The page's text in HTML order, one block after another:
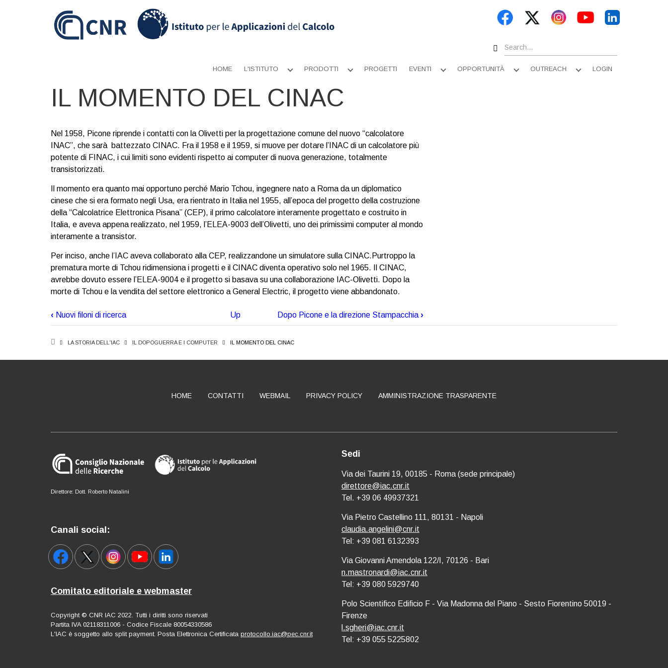
Search
HOME L'ISTITUTO
Apri
PRODOTTI
Apri
PROGETTI EVENTI
Apri
OPPORTUNITÀ
Apri
OUTREACH
Apri
LOGIN
IL MOMENTO DEL CINAC
Nel 1958, Picone riprende i contatti con la Olivetti per la progettazione comune del nuovo “calcolatore
INAC”, che sarà battezzato CINAC. Fra il 1958 e il 1959, si muove per dotare l’INAC di un calcolatore più
potente di FINAC, i cui limiti sono evidenti rispetto ai computer di nuova generazione, totalmente
transistorizzati.
Il momento era quanto mai opportuno perché Mario Tchou, ingegnere nato a Roma da un diplomatico
cinese che si era formato negli Usa, era rientrato in Italia nel 1955, all’epoca del progetto della costruzione
della “Calcolatrice Elettronica Pisana” (CEP), il primo calcolatore interamente progettato e costruito in
Italia, e aveva appena realizzato, nel 1959, l’ELEA-9003 dell’Olivetti, uno dei primissimi computer al mondo
interamente a transistor.
Per inciso, anche l’IAC aveva collaborato alla CEP, realizzandone un simulatore sulla CINAC.Purtroppo la
prematura morte di Tchou ridimensiona i progetti e il CINAC diventa operativo solo nel 1965. Il CINAC,
avrebbe dovuto essere l’ELEA-9004 e il progetto si basava su una collaborazione IAC-Olivetti. Dopo la
morte di Tchou e la vendita del settore elettronico a General Electric, il progetto viene abbandonato.
BOOK
LINKS
FOR
‹ Nuovi filoni di ricerca Up Dopo Picone e la direzione Stampacchia ›
BREADCRUMB
LA STORIA DELL'IAC IL DOPOGUERRA E I COMPUTER IL MOMENTO DEL CINAC
HOME CONTATTI WEBMAIL PRIVACY POLICY AMMINISTRAZIONE TRASPARENTE
Direttore: Dott. Roberto Natalini
Canali social:
Comitato editoriale e webmaster
Copyright © CNR IAC 2022. Tutti i diritti sono riservati
Partita IVA 02118311006 - Codice Fiscale 80054330586
L'IAC è soggetto allo split payment. Posta Elettronica Certificata protocollo.iac@pec.cnr.it
Sedi
Via dei Taurini 19, 00185 - Roma (sede principale)
direttore@iac.cnr.it
Tel. +39 06 49937321
Via Pietro Castellino 111, 80131 - Napoli
claudia.angelini@cnr.it
Tel: +39 081 6132393
Via Giovanni Amendola 122/I, 70126 - Bari
n.mastronardi@iac.cnr.it
Tel: +39 080 5929740
Polo Scientifico Edificio F - Via Madonna del Piano - Sesto Fiorentino 50019 -
Firenze
l.sgheri@iac.cnr.it
Tel: +39 055 5225802